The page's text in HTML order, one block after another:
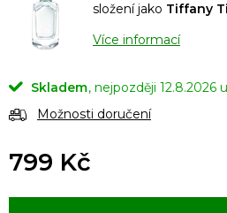
složení jako Tiffany
Více informací
Skladem
12.8.2026
Možnosti doručení
799 Kč
cena: